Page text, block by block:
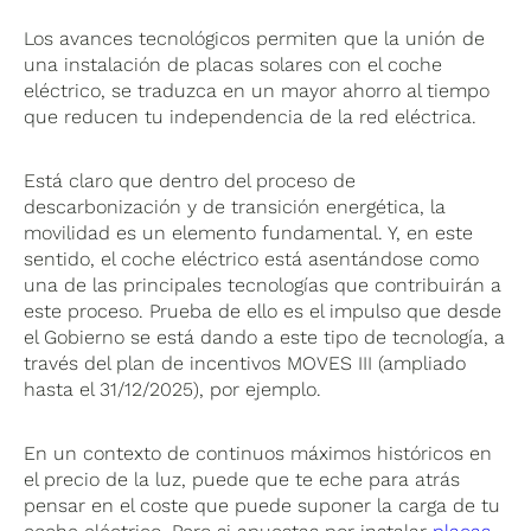
Los avances tecnológicos permiten que la unión de
una instalación de placas solares con el coche
eléctrico, se traduzca en un mayor ahorro al tiempo
que reducen tu independencia de la red eléctrica.
Está claro que dentro del proceso de
descarbonización y de transición energética, la
movilidad es un elemento fundamental. Y, en este
sentido, el coche eléctrico está asentándose como
una de las principales tecnologías que contribuirán a
este proceso. Prueba de ello es el impulso que desde
el Gobierno se está dando a este tipo de tecnología, a
través del plan de incentivos MOVES III (ampliado
hasta el 31/12/2025), por ejemplo.
En un contexto de continuos máximos históricos en
el precio de la luz, puede que te eche para atrás
pensar en el coste que puede suponer la carga de tu